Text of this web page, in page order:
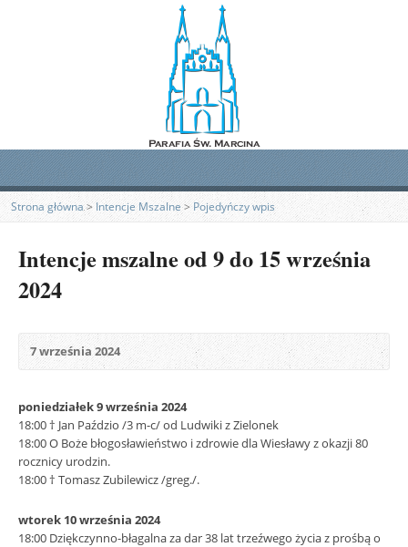
Strona główna> Intencje Mszalne> Pojedyńczy wpis
Intencje mszalne od 9 do 15 września
2024
7 września 2024
poniedziałek 9 września 2024
18:00 † Jan Paździo /3 m-c/ od Ludwiki z Zielonek
18:00 O Boże błogosławieństwo i zdrowie dla Wiesławy z okazji 80
rocznicy urodzin.
18:00 † Tomasz Zubilewicz /greg./.
wtorek 10 września 2024
18:00 Dziękczynno-błagalna za dar 38 lat trzeźwego życia z prośbą o